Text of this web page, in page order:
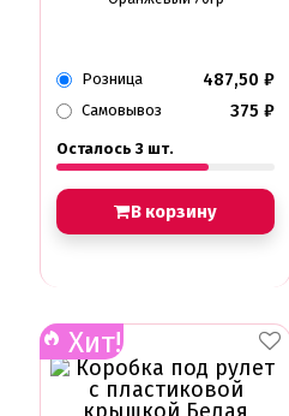
Розница 487,50 ₽
Самовывоз 375 ₽
Осталось 3 шт.
В корзину
Хит!